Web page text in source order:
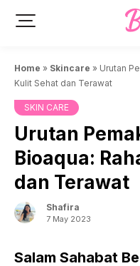
Home » Skincare » Urutan
Kulit Sehat dan Terawat
SKIN CARE
Urutan
Bioaqua:
dan Terawat
Shafira
7 May 2023
Salam Sahabat